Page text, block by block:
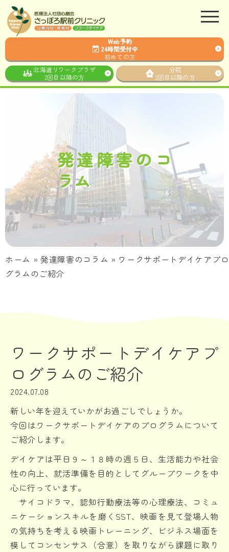
北海道リワークプラザ
2回目以降の方
分院
2回目以降の方
Web予約
24時間受付中
初めての方
発達障害のコ
ラム
ホーム » 発達障害のコラム » ワークサポートデイケアプロ
グラムのご紹介
ワークサポートデイケアプ
ログラムのご紹介
2024.07.08
新しい年を迎えていかがお過ごしでしょうか。
今回はワークサポートデイケアのプログラムについて
ご紹介します。
デイケアは平日９～１８時の週５日、生活能力や社会
性の向上、就活準備を目的としてグループワークを中
心に行っています。
サイコドラマ、認知行動療法等の心理療法、コミュ
ニケーションスキルを磨くSST、映画を見て登場人物
の気持ちを考える映画トレーニング、ビジネス場面を
模してコンセンサス（合意）を取りながら課題に取り